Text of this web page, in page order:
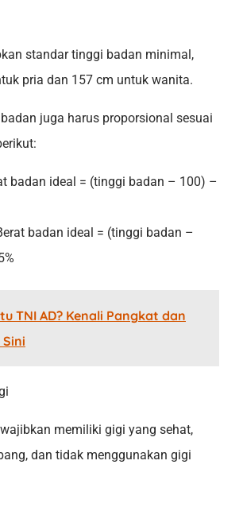
standar tinggi badan minimal,
pria dan 157 cm untuk wanita.
juga harus proporsional sesuai
badan ideal = (tinggi badan – 100) –
badan ideal = (tinggi badan –
TNI AD? Kenali Pangkat dan
memiliki gigi yang sehat,
dan tidak menggunakan gigi